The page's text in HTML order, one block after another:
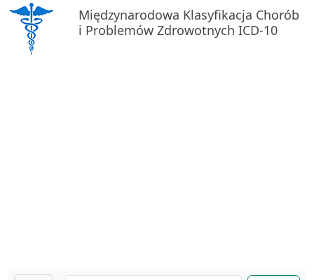
Międzynarodowa Klasyfikacja Chorób
i Problemów Zdrowotnych ICD-10